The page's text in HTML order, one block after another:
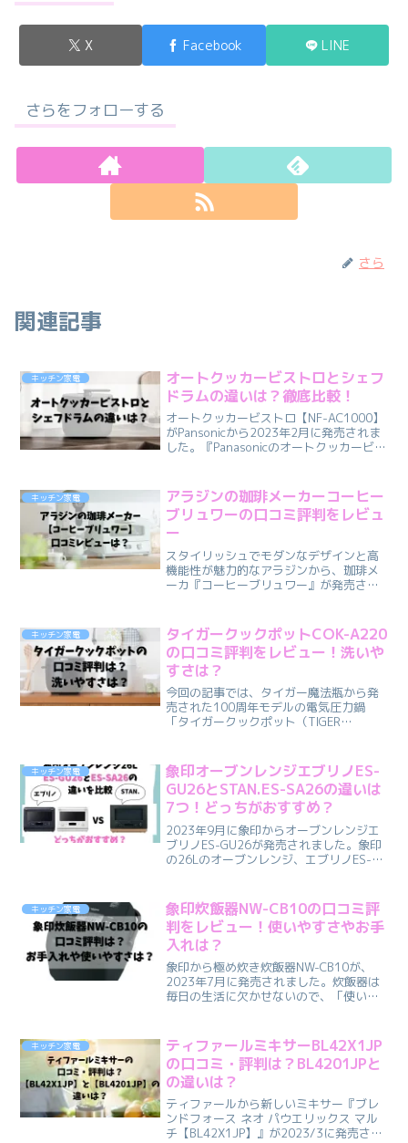
X Facebook LINE
さらをフォローする
さら
関連記事
キッチン家電
オートクッカービストロとシェフ
ドラムの違いは？徹底比較！
オートクッカービストロ【NF-AC1000】
がPansonicから2023年2月に発売されま
した。『Panasonicのオートクッカービス
『アイリスオーヤマのシ...
キッチン家電
アラジンの珈琲メーカーコーヒー
ブリュワーの口コミ評判をレビュ
ー
スタイリッシュでモダンなデザインと高
機能性が魅力的なアラジンから、珈琲メ
ーカ『コーヒーブリュワー』が発売され
悪い口コミは↓発売直後のため口コミがな
く、集まり次第、...
キッチン家電
タイガークックポットCOK-A220
の口コミ評判をレビュー！洗いや
すさは？
今回の記事では、タイガー魔法瓶から発
売された100周年モデルの電気圧力鍋
「タイガークックポット（TIGER
は、タイガーから20年ぶりに発売された
注目の電気...
キッチン家電
象印オーブンレンジエブリノES-
GU26とSTAN.ES-SA26の違いは
7つ！どっちがおすすめ？
2023年9月に象印からオーブンレンジエ
ブリノES-GU26が発売されました。象印
の26Lのオーブンレンジ、エブリノES-
す。（１）発売時期・エブリノES...
キッチン家電
象印炊飯器NW-CB10の口コミ評
判をレビュー！使いやすさやお手
入れは？
象印から極め炊き炊飯器NW-CB10が、
2023年7月に発売されました。炊飯器は
毎日の生活に欠かせないので、「使いや
なりますよね。今回の記事では、象印圧
力IH炊飯ジャー・...
キッチン家電
ティファールミキサーBL42X1JP
の口コミ・評判は？BL4201JPと
の違いは？
ティファールから新しいミキサー『ブレ
ンドフォース ネオ パウエリックス マル
チ【BL42X1JP】』が2023/3に発売され